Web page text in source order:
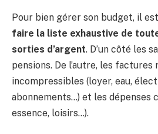
Pour bien gérer son budget, il
faire la liste exhaustive de
sorties d’argent. D’un côté les
pensions. De l’autre, les
incompressibles (loyer, eau,
abonnements…) et les dépenses
essence, loisirs…).